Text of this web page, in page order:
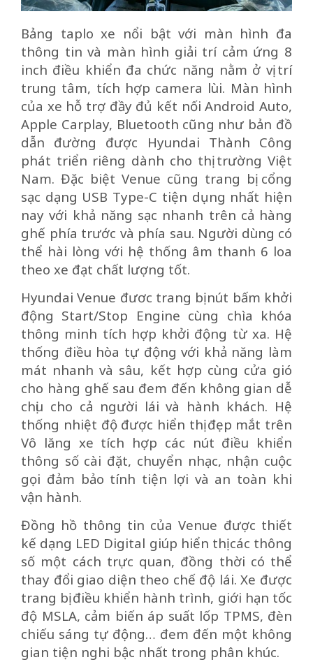
Bảng taplo xe nổi bật với màn hình đa
thông tin và màn hình giải trí cảm ứng 8
inch điều khiển đa chức năng nằm ở vị trí
trung tâm, tích hợp camera lùi. Màn hình
của xe hỗ trợ đầy đủ kết nối Android Auto,
Apple Carplay, Bluetooth cũng như bản đồ
dẫn đường được Hyundai Thành Công
phát triển riêng dành cho thị trường Việt
Nam. Đặc biệt Venue cũng trang bị cổng
sạc dạng USB Type-C tiện dụng nhất hiện
nay với khả năng sạc nhanh trên cả hàng
ghế phía trước và phía sau. Người dùng có
thể hài lòng với hệ thống âm thanh 6 loa
theo xe đạt chất lượng tốt.
Hyundai Venue đươc trang bị nút bấm khởi
động Start/Stop Engine cùng chìa khóa
thông minh tích hợp khởi động từ xa. Hệ
thống điều hòa tự động với khả năng làm
mát nhanh và sâu, kết hợp cùng cửa gió
cho hàng ghế sau đem đến không gian dễ
chịu cho cả người lái và hành khách. Hệ
thống nhiệt độ được hiển thị đẹp mắt trên
Vô lăng xe tích hợp các nút điều khiển
thông số cài đặt, chuyển nhạc, nhận cuộc
gọi đảm bảo tính tiện lợi và an toàn khi
vận hành.
Đồng hồ thông tin của Venue được thiết
kế dạng LED Digital giúp hiển thị các thông
số một cách trực quan, đồng thời có thể
thay đổi giao diện theo chế độ lái. Xe được
trang bị điều khiển hành trình, giới hạn tốc
độ MSLA, cảm biến áp suất lốp TPMS, đèn
chiếu sáng tự động… đem đến một không
gian tiện nghi bậc nhất trong phân khúc.